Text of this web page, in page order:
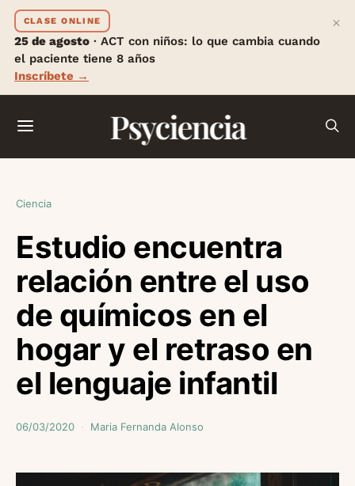
CLASE ONLINE
25 de agosto · ACT con niños: lo que cambia cuando
el paciente tiene 8 años
Inscríbete →
×
Psyciencia
Ciencia
Estudio encuentra
relación entre el uso
de químicos en el
hogar y el retraso en
el lenguaje infantil
06/03/2020 Maria Fernanda Alonso